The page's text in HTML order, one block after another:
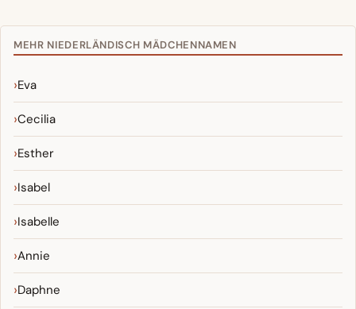
MEHR NIEDERLÄNDISCH MÄDCHENNAMEN
Eva
Cecilia
Esther
Isabel
Isabelle
Annie
Daphne